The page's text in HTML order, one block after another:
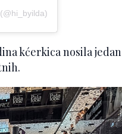
kćerkica nosila jedan